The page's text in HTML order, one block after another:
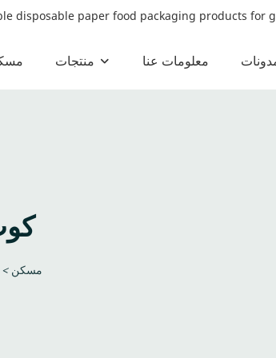
disposable paper food packaging products for
منتجات معلومات عنا
مسكن >